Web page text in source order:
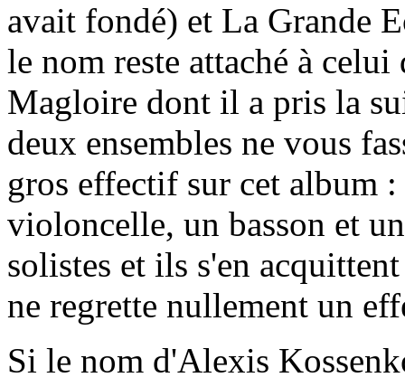
avait fondé) et La Grande
le nom reste attaché à
Magloire dont il a pris la
deux ensembles ne vous
gros effectif sur cet album
violoncelle, un basson et
solistes et ils s'en
ne regrette nullement un
Si le nom d'Alexis